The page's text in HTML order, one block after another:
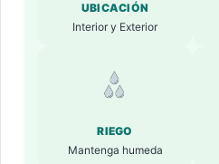
UBICACIÓN
Interior y Exterior
RIEGO
Mantenga humeda